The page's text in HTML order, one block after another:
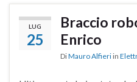
LUG
25
Braccio
Enrico
DiMauro Alfieri in